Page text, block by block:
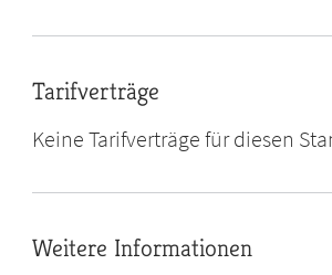
Tarifverträge
Keine Tarifverträge für diesen
Weitere Informationen